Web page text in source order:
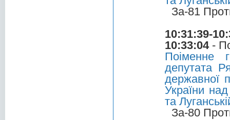
За-81
10:31:39-
10:33:04-
Поіменне
депутата
державної
України
та
За-80